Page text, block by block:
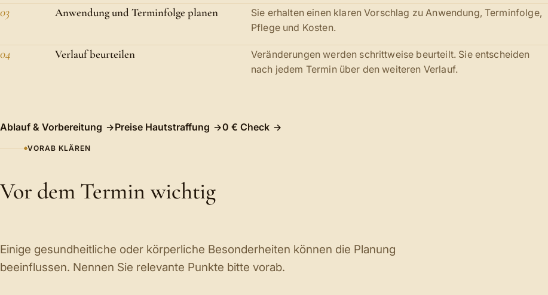
03 Anwendung und Terminfolge planen
Sie erhalten einen klaren Vorschlag zu Anwendung, Terminfolge,
Pflege und Kosten.
04 Verlauf beurteilen
Veränderungen werden schrittweise beurteilt. Sie entscheiden
nach jedem Termin über den weiteren Verlauf.
Ablauf & Vorbereitung Preise Hautstraffung 0 € Check
VORAB KLÄREN
Vor dem Termin wichtig
Einige gesundheitliche oder körperliche Besonderheiten können die Planung
beeinflussen. Nennen Sie relevante Punkte bitte vorab.